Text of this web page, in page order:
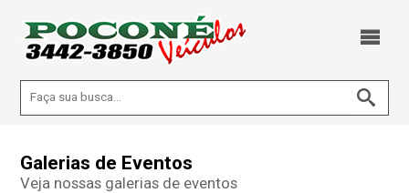
Galerias de Eventos
Veja nossas galerias de eventos